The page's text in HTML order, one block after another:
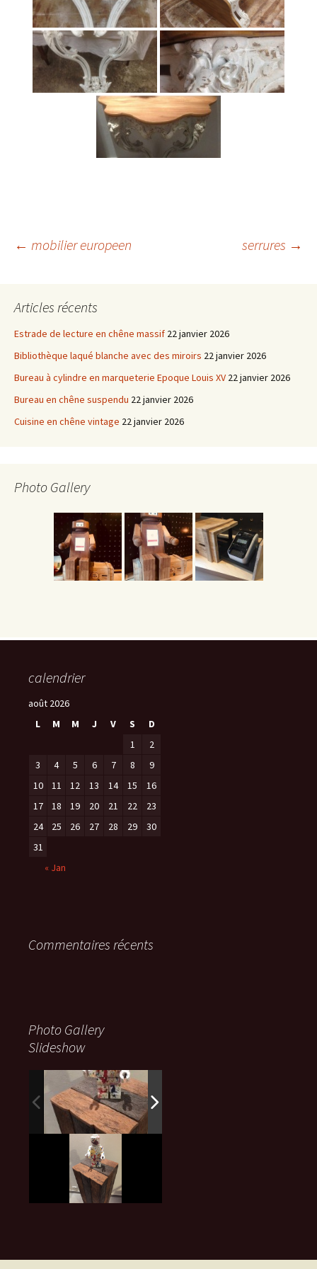
Navigation
des
articles
← mobilier europeen serrures →
Articles récents
Estrade de lecture en chêne massif 22 janvier 2026
Bibliothèque laqué blanche avec des miroirs 22 janvier 2026
Bureau à cylindre en marqueterie Epoque Louis XV 22 janvier 2026
Bureau en chêne suspendu 22 janvier 2026
Cuisine en chêne vintage 22 janvier 2026
Photo Gallery
calendrier
août 2026
L
M M J V S
D
1
2
3
4 5 6 7 8
9
10
11 12 13 14 15
16
17
18 19 20 21 22
23
24
25 26 27 28 29
30
31
« Jan
Commentaires récents
Photo Gallery
Slideshow